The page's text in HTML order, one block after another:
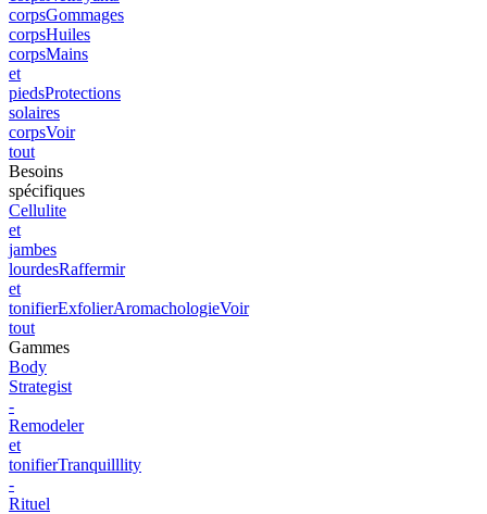
corpsGommages
corpsHuiles
corpsMains
et
piedsProtections
solaires
corpsVoir
tout
Besoins
spécifiques
Cellulite
et
jambes
lourdesRaffermir
et
tonifierExfolierAromachologieVoir
tout
Gammes
Body
Strategist
-
Remodeler
et
tonifierTranquilllity
-
Rituel